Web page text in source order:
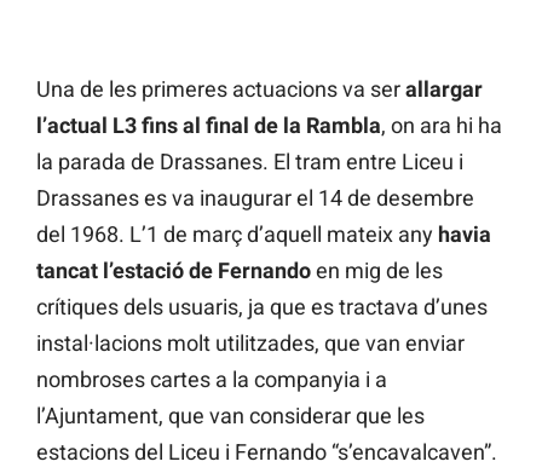
Una de les primeres actuacions va serallargar
l’actual L3 fins al final de la Rambla, on ara hi ha
la parada de Drassanes. El tram entre Liceu i
Drassanes es va inaugurar el 14 de desembre
del 1968. L’1 de març d’aquell mateix any havia
tancat l’estació de Fernandoen mig de les
crítiques dels usuaris, ja que es tractava d’unes
instal·lacions molt utilitzades, que van enviar
nombroses cartes a la companyia i a
l’Ajuntament, que van considerar que les
estacions del Liceu i Fernando “s’encavalcaven”.